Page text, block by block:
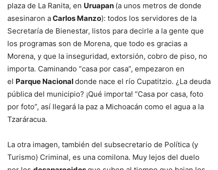
plaza de La Ranita, en Uruapan (a unos metros de donde
asesinaron aCarlos Manzo): todos los servidores de la
Secretaría de Bienestar, listos para decirle a la gente que
los programas son de Morena, que todo es gracias a
Morena, y que la inseguridad, extorsión, cobro de piso, no
importa. Caminando “casa por casa”, empezaron en
el Parque Nacionaldonde nace el río Cupatitzio. ¿La deuda
pública del municipio? ¡Qué importa! “Casa por casa, foto
por foto”, así llegará la paz a Michoacán como el agua a la
Tzaráracua.
La otra imagen, también del subsecretario de Política (y
Turismo) Criminal, es una comilona. Muy lejos del duelo